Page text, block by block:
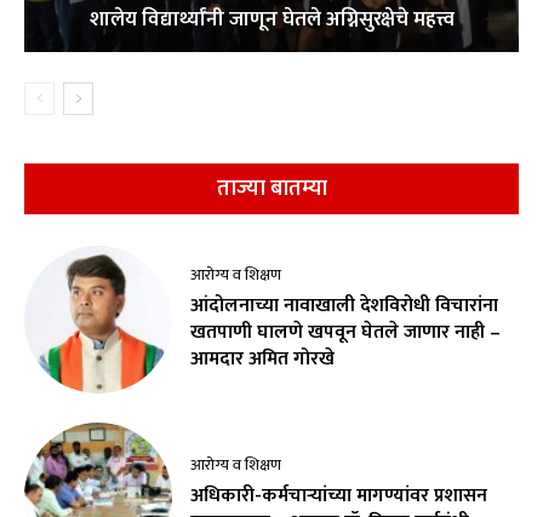
शालेय विद्यार्थ्यांनी जाणून घेतले अग्निसुरक्षेचे महत्त्व
ताज्या बातम्या
आरोग्य व शिक्षण
आंदोलनाच्या नावाखाली देशविरोधी विचारांना
खतपाणी घालणे खपवून घेतले जाणार नाही –
आमदार अमित गोरखे
आरोग्य व शिक्षण
अधिकारी-कर्मचाऱ्यांच्या मागण्यांवर प्रशासन